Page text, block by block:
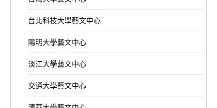
台北科技大學藝文中心
陽明大學藝文中心
淡江大學藝文中心
交通大學藝文中心